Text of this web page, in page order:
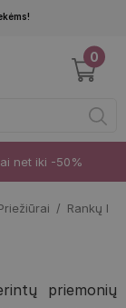
turinį
0
net iki -50%
Rankų
priemonių